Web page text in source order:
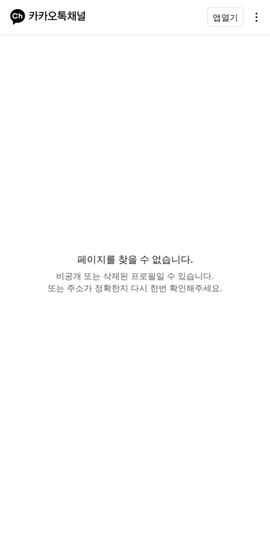
앱열기
페이지를 찾을 수 없습니다.
비공개 또는 삭제된 프로필일 수 있습니다.
또는 주소가 정확한지 다시 한번 확인해주세요.